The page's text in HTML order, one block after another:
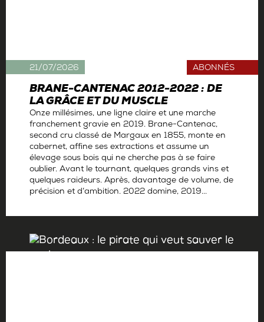
BRANE-CANTENAC 2012-2022 : DE
LA GRÂCE ET DU MUSCLE
ABONNÉS
Onze millésimes, une ligne claire et une marche
franchement gravie en 2019. Brane-Cantenac,
second cru classé de Margaux en 1855, monte en
cabernet, affine ses extractions et assume un
élevage sous bois qui ne cherche pas à se faire
oublier. Avant le tournant, quelques grands vins et
quelques raideurs. Après, davantage de volume, de
précision et d’ambition. 2022 domine, 2019...
21/07/2026